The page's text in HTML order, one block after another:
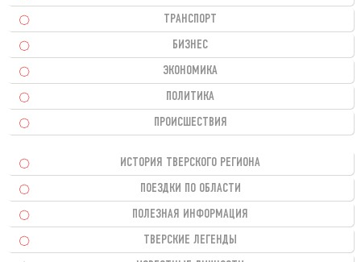
ТРАНСПОРТ
БИЗНЕС
ЭКОНОМИКА
ПОЛИТИКА
ПРОИСШЕСТВИЯ
ИСТОРИЯ ТВЕРСКОГО РЕГИОНА
ПОЕЗДКИ ПО ОБЛАСТИ
ПОЛЕЗНАЯ ИНФОРМАЦИЯ
ТВЕРСКИЕ ЛЕГЕНДЫ